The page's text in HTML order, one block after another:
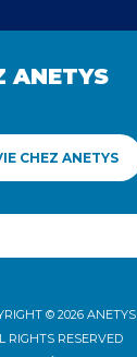
ANETYS
CHEZ ANETYS
© 2026 ANETYS
RIGHTS RESERVED